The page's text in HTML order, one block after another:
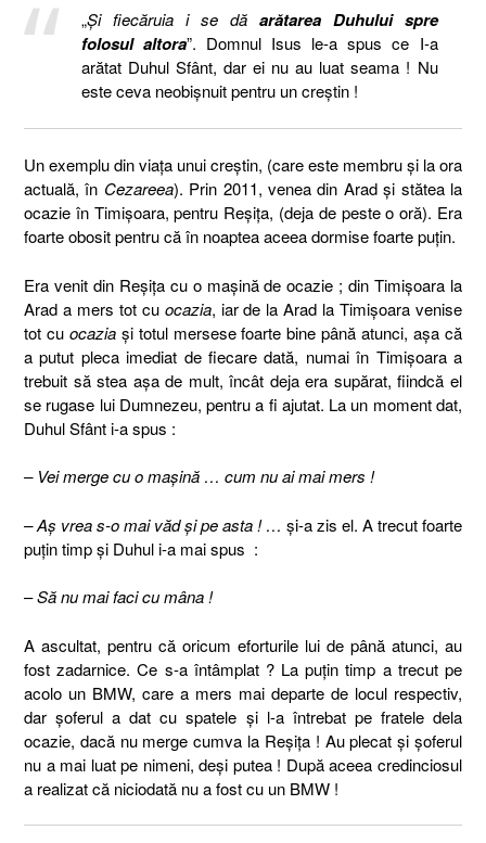
„Şi fiecăruia i se dă arătarea Duhului spre
folosul altora”. Domnul Isus le-a spus ce I-a
arătat Duhul Sfânt, dar ei nu au luat seama ! Nu
este ceva neobişnuit pentru un creştin !
Un exemplu din viaţa unui creştin, (care este membru şi la ora
actuală, în Cezareea). Prin 2011, venea din Arad şi stătea la
ocazie în Timişoara, pentru Reşiţa, (deja de peste o oră). Era
foarte obosit pentru că în noaptea aceea dormise foarte puţin.
Era venit din Reşiţa cu o maşină de ocazie ; din Timişoara la
Arad a mers tot cu ocazia, iar de la Arad la Timişoara venise
tot cu ocaziaşi totul mersese foarte bine până atunci, aşa că
a putut pleca imediat de fiecare dată, numai în Timişoara a
trebuit să stea aşa de mult, încât deja era supărat, fiindcă el
se rugase lui Dumnezeu, pentru a fi ajutat. La un moment dat,
Duhul Sfânt i-a spus :
– Vei merge cu o maşină … cum nu ai mai mers !
– Aş vrea s-o mai văd şi pe asta ! … şi-a zis el. A trecut foarte
puţin timp şi Duhul i-a mai spus :
–Să nu mai faci cu mâna !
A ascultat, pentru că oricum eforturile lui de până atunci, au
fost zadarnice. Ce s-a întâmplat ? La puţin timp a trecut pe
acolo un BMW, care a mers mai departe de locul respectiv,
dar şoferul a dat cu spatele şi l-a întrebat pe fratele dela
ocazie, dacă nu merge cumva la Reşiţa ! Au plecat şi şoferul
nu a mai luat pe nimeni, deşi putea ! După aceea credinciosul
a realizat că niciodată nu a fost cu un BMW !